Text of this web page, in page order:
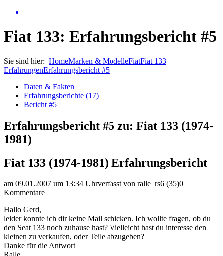
Fiat 133: Erfahrungsbericht #5
Sie sind hier: HomeMarken & ModelleFiatFiat 133
ErfahrungenErfahrungsbericht #5
Daten & Fakten
Erfahrungsberichte (17)
Bericht #5
Erfahrungsbericht #5 zu: Fiat 133 (1974-
1981)
Fiat 133 (1974-1981) Erfahrungsbericht
am 09.01.2007 um 13:34 Uhrverfasst von ralle_rs6 (35)0
Kommentare
Hallo Gerd,
leider konnte ich dir keine Mail schicken. Ich wollte fragen, ob du
den Seat 133 noch zuhause hast? Vielleicht hast du interesse den
kleinen zu verkaufen, oder Teile abzugeben?
Danke für die Antwort
Ralle